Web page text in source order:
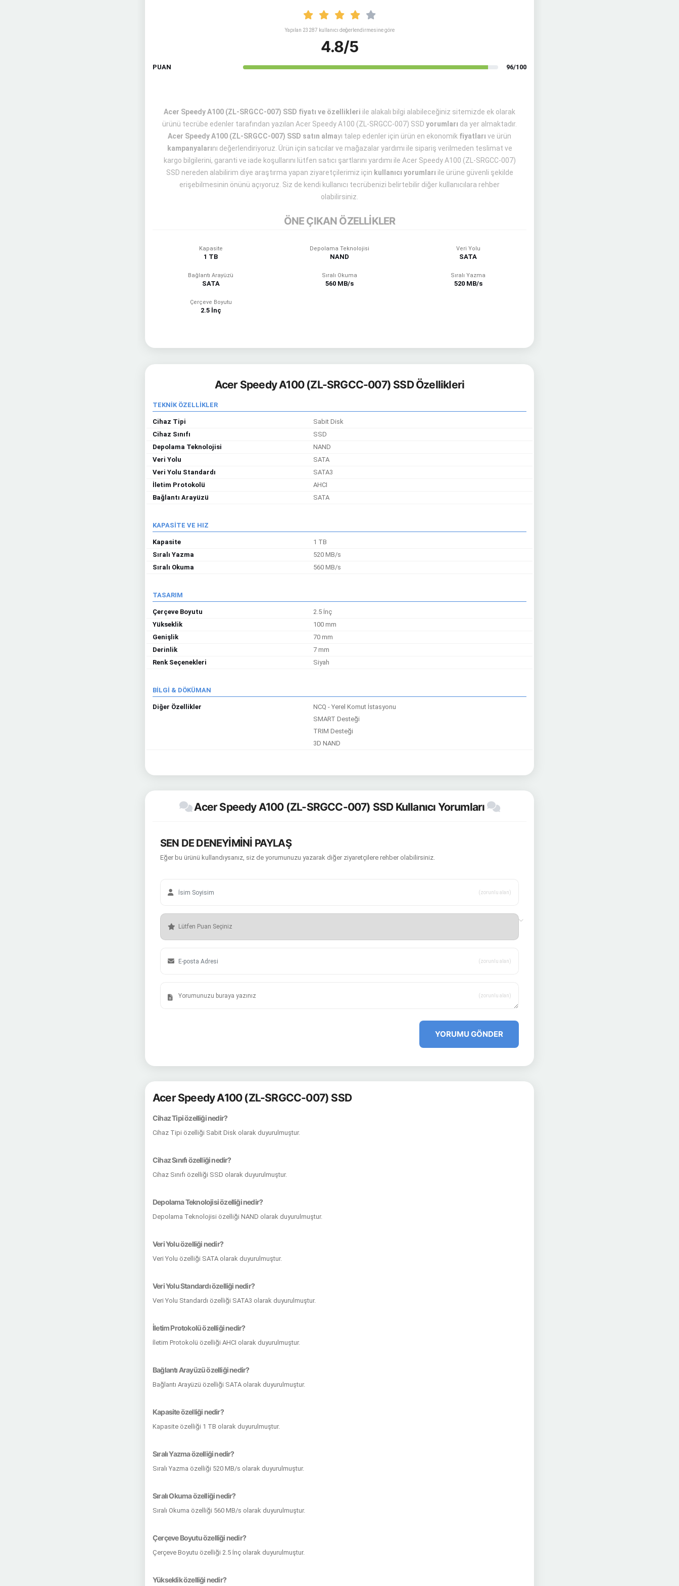
Yapılan 23287 kullanıcı değerlendirmesine göre
4.8/5
PUAN 96/100
Acer Speedy A100 (ZL-SRGCC-007) SSD fiyatı ve özellikleri ile alakalı bilgi alabileceğiniz sitemizde ek olarak
ürünü tecrübe edenler tarafından yazılan Acer Speedy A100 (ZL-SRGCC-007) SSD yorumları da yer almaktadır.
Acer Speedy A100 (ZL-SRGCC-007) SSD satın almayı talep edenler için ürün en ekonomik fiyatları ve ürün
kampanyalarını değerlendiriyoruz. Ürün için satıcılar ve mağazalar yardımı ile sipariş verilmeden teslimat ve
kargo bilgilerini, garanti ve iade koşullarını lütfen satıcı şartlarını yardımı ile Acer Speedy A100 (ZL-SRGCC-007)
SSD nereden alabilirim diye araştırma yapan ziyaretçilerimiz için kullanıcı yorumları ile ürüne güvenli şekilde
erişebilmesinin önünü açıyoruz. Siz de kendi kullanıcı tecrübenizi belirtebilir diğer kullanıcılara rehber
olabilirsiniz.
ÖNE ÇIKAN ÖZELLİKLER
Kapasite
1 TB
Depolama Teknolojisi
NAND
Veri Yolu
SATA
Bağlantı Arayüzü
SATA
Sıralı Okuma
560 MB/s
Sıralı Yazma
520 MB/s
Çerçeve Boyutu
2.5 İnç
Acer Speedy A100 (ZL-SRGCC-007) SSD Özellikleri
TEKNİK ÖZELLİKLER
Cihaz Tipi
Sabit Disk
Cihaz Sınıfı
SSD
Depolama Teknolojisi
NAND
Veri Yolu
SATA
Veri Yolu Standardı
SATA3
İletim Protokolü
AHCI
Bağlantı Arayüzü
SATA
KAPASİTE VE HIZ
Kapasite
1 TB
Sıralı Yazma
520 MB/s
Sıralı Okuma
560 MB/s
TASARIM
Çerçeve Boyutu
2.5 İnç
Yükseklik
100 mm
Genişlik
70 mm
Derinlik
7 mm
Renk Seçenekleri
Siyah
BİLGİ & DÖKÜMAN
Diğer Özellikler
NCQ - Yerel Komut İstasyonu
SMART Desteği
TRIM Desteği
3D NAND
Acer Speedy A100 (ZL-SRGCC-007) SSD Kullanıcı Yorumları
SEN DE DENEYİMİNİ PAYLAŞ
Eğer bu ürünü kullandıysanız, siz de yorumunuzu yazarak diğer ziyaretçilere rehber olabilirsiniz.
(zorunlu alan)
(zorunlu alan)
(zorunlu alan)
YORUMU GÖNDER
Acer Speedy A100 (ZL-SRGCC-007) SSD
Cihaz Tipi özelliği nedir?
Cihaz Tipi özelliği Sabit Disk olarak duyurulmuştur.
Cihaz Sınıfı özelliği nedir?
Cihaz Sınıfı özelliği SSD olarak duyurulmuştur.
Depolama Teknolojisi özelliği nedir?
Depolama Teknolojisi özelliği NAND olarak duyurulmuştur.
Veri Yolu özelliği nedir?
Veri Yolu özelliği SATA olarak duyurulmuştur.
Veri Yolu Standardı özelliği nedir?
Veri Yolu Standardı özelliği SATA3 olarak duyurulmuştur.
İletim Protokolü özelliği nedir?
İletim Protokolü özelliği AHCI olarak duyurulmuştur.
Bağlantı Arayüzü özelliği nedir?
Bağlantı Arayüzü özelliği SATA olarak duyurulmuştur.
Kapasite özelliği nedir?
Kapasite özelliği 1 TB olarak duyurulmuştur.
Sıralı Yazma özelliği nedir?
Sıralı Yazma özelliği 520 MB/s olarak duyurulmuştur.
Sıralı Okuma özelliği nedir?
Sıralı Okuma özelliği 560 MB/s olarak duyurulmuştur.
Çerçeve Boyutu özelliği nedir?
Çerçeve Boyutu özelliği 2.5 İnç olarak duyurulmuştur.
Yükseklik özelliği nedir?